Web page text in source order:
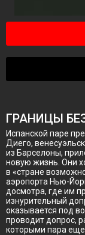
ГРАНИЦЫ
Испанской паре
Диего,
из Барселоны,
новую жизнь. Они
в «стране
аэропорта Нью-
досмотра, где им
изнурительный
оказывается под
проводит допрос,
которыми пара еще